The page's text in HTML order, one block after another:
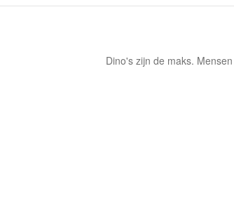
Dino's zijn de maks.